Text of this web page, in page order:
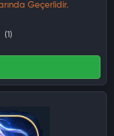
Geçerlidir.
(1)